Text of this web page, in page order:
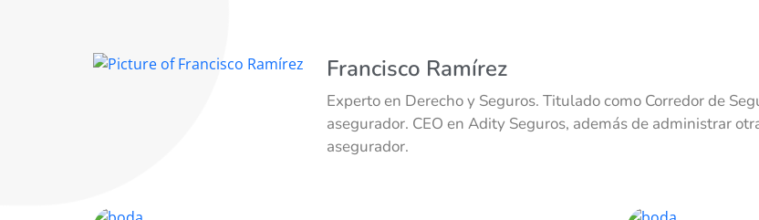
Francisco Ramírez
Experto en Derecho y Seguros. Titulado como Corredor de
asegurador. CEO en Adity Seguros, además de administrar
asegurador.